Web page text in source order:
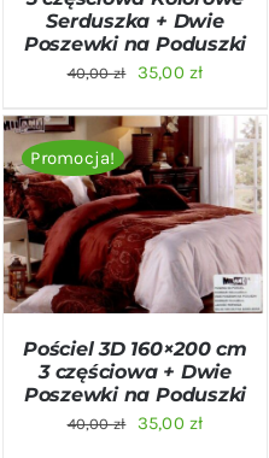
Serduszka + Dwie
Poszewki na Poduszki
40,00zł
Pierwotna
wynosiła:
40,00 zł.
35,00 złAktualna
wynosi:
35,00 zł.
Promocja!
DODAJ DO KOSZYKA
/
SZCZEGÓŁY
Pościel 3D 160×200 cm
3 częściowa + Dwie
Poszewki na Poduszki
40,00zł
Pierwotna
35,00 złAktualna